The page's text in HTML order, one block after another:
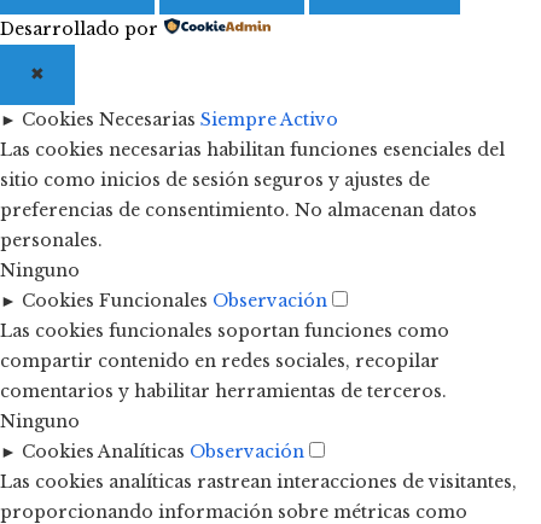
Desarrollado por
✖
► Cookies Necesarias Siempre Activo
Las cookies necesarias habilitan funciones esenciales del
sitio como inicios de sesión seguros y ajustes de
preferencias de consentimiento. No almacenan datos
personales.
Ninguno
► Cookies Funcionales Observación
Las cookies funcionales soportan funciones como
compartir contenido en redes sociales, recopilar
comentarios y habilitar herramientas de terceros.
Ninguno
► Cookies Analíticas Observación
Las cookies analíticas rastrean interacciones de visitantes,
proporcionando información sobre métricas como